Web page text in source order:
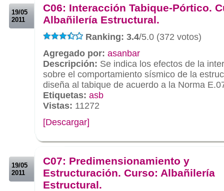
19/05
2011
C06: Interacción Tabique-Pórtico.
Albañilería Estructural.
Ranking: 3.4/5.0 (372 votos)
Agregado por: asanbar
Descripción: Se indica los efectos de la
sobre el comportamiento sísmico de la
diseña al tabique de acuerdo a la Norma
Etiquetas: asb
Vistas: 11272
[Descargar]
19/05
2011
C07: Predimensionamiento y
Estructuración. Curso: Albañilería
Estructural.